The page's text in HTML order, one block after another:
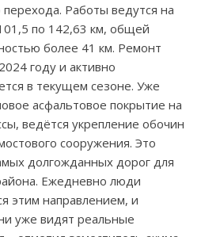
перехода. Работы ведутся на
по 142,63 км, общей
более 41 км. Ремонт
году и активно
в текущем сезоне. Уже
асфальтовое покрытие на
ведётся укрепление обочин
сооружения. Это
долгожданных дорог для
Ежедневно люди
этим направлением, и
уже видят реальные